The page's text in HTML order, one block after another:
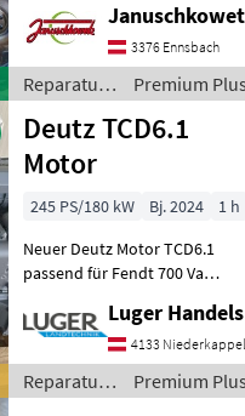
Zylinder ist leicht
verschlißen, in Teilen, laut
den Fotos, inkl. Starter.
Motor stammt aus einem
Hoflader
3376 Ennsbach
Reparatur
und
Ersatzteile
/ Kubota
Premium
Deutz TCD6.1
Motor
245 PS/180 kW Bj. 2024
1 h
Neuer Deutz Motor TCD6.1
passend für Fendt 700 Vario
Fahr Agrotron TTV 7.250
mit Anbauteile Reparatur
und Ersatzteile
Verbrennungsmotoren
Luger
4133 Niederkappel
Reparatur
und
Premium